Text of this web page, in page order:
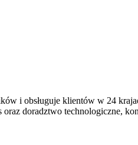
i obsługuje klientów w 24
doradztwo technologiczne,